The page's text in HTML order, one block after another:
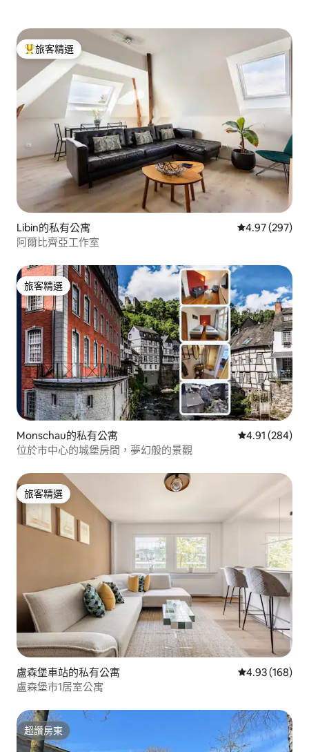
旅客精選榜首
旅客精選
Libin的私有公寓 從 297 則評價
4.97 (297)
阿爾比齊亞工作室
旅客精選
旅客精選
Monschau的私有公寓 從 284 則評價
4.91 (284)
位於市中心的城堡房間，夢幻般的景觀
旅客精選
旅客精選
盧森堡車站的私有公寓 從 168 則評價
4.93 (168)
盧森堡市1居室公寓
超讚房東
超讚房東